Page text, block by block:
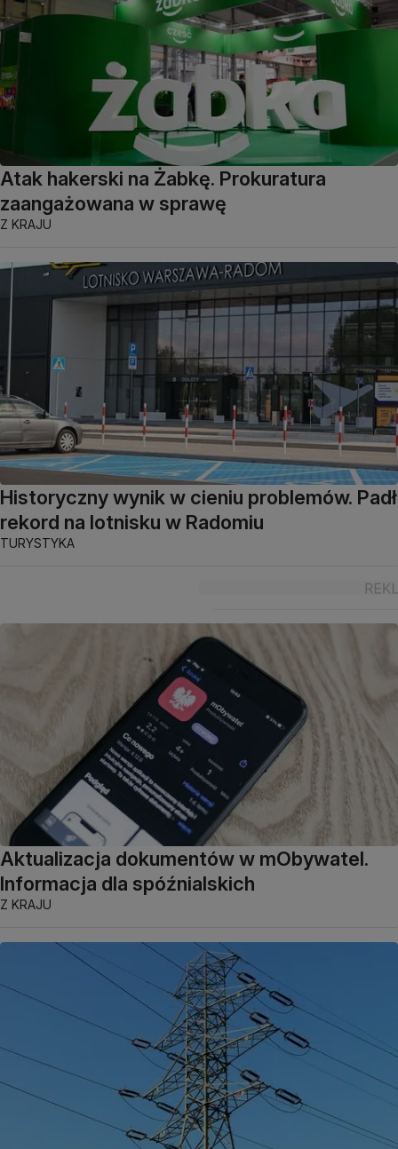
Atak hakerski na Żabkę. Prokuratura
zaangażowana w sprawę
Z KRAJU
Historyczny wynik w cieniu problemów. Padł
rekord na lotnisku w Radomiu
TURYSTYKA
Aktualizacja dokumentów w mObywatel.
Informacja dla spóźnialskich
Z KRAJU